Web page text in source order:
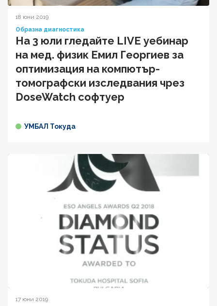
18 юни 2019
Образна диагностика
На 3 юли гледайте LIVE уебинар
на мед. физик Емил Георгиев за
оптимизация на компютър-
томографски изследвания чрез
DoseWatch софтуер
УМБАЛ Токуда
17 юни 2019